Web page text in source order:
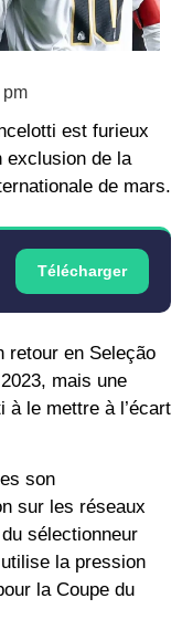
pm
est furieux
exclusion de la
de mars.
Télécharger
retour en Seleção
mais une
à le mettre à l’écart
son
sur les réseaux
sélectionneur
la pression
la Coupe du